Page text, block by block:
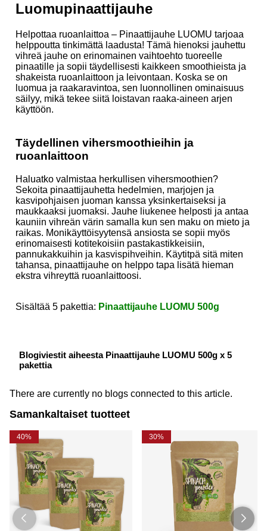
Luomupinaattijauhe
Helpottaa ruoanlaittoa – Pinaattijauhe LUOMU tarjoaa
helppoutta tinkimättä laadusta! Tämä hienoksi jauhettu
vihreä jauhe on erinomainen vaihtoehto tuoreelle
pinaatille ja sopii täydellisesti kaikkeen smoothieista ja
shakeista ruoanlaittoon ja leivontaan. Koska se on
luomua ja raakaravintoa, sen luonnollinen ominaisuus
säilyy, mikä tekee siitä loistavan raaka-aineen arjen
käyttöön.
Täydellinen vihersmoothieihin ja
ruoanlaittoon
Haluatko valmistaa herkullisen vihersmoothien?
Sekoita pinaattijauhetta hedelmien, marjojen ja
kasvipohjaisen juoman kanssa yksinkertaiseksi ja
maukkaaksi juomaksi. Jauhe liukenee helposti ja antaa
kauniin vihreän värin samalla kun sen maku on mieto ja
raikas. Monikäyttöisyytensä ansiosta se sopii myös
erinomaisesti kotitekoisiin pastakastikkeisiin,
pannukakkuihin ja kasvispihveihin. Käytitpä sitä miten
tahansa, pinaattijauhe on helppo tapa lisätä hieman
ekstra vihreyttä ruoanlaittoosi.
Sisältää 5 pakettia: Pinaattijauhe LUOMU 500g
Blogiviestit aiheesta Pinaattijauhe LUOMU 500g x 5
pakettia
There are currently no blogs connected to this article.
Samankaltaiset tuotteet
40% 30%